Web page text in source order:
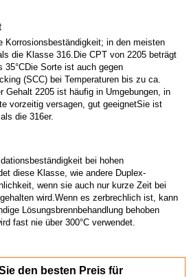
Korrosionsbeständigkeit; in den meisten
die Klasse 316.Die CPT von 2205 beträgt
35°CDie Sorte ist auch gegen
(SCC) bei Temperaturen bis zu ca.
Gehalt 2205 ist häufig in Umgebungen, in
vorzeitig versagen, gut geeignetSie ist
die 316er.
bei hohen
diese Klasse, wie andere Duplex-
wenn sie auch nur kurze Zeit bei
wird.Wenn es zerbrechlich ist, kann
Lösungsbrennbehandlung behoben
fast nie über 300°C verwendet.
den besten Preis für